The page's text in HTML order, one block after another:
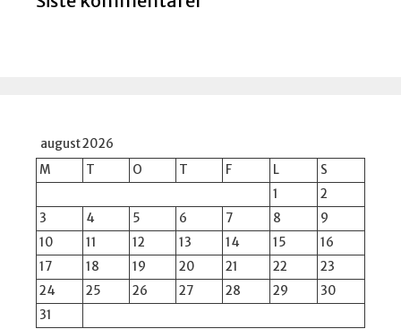
august 2026
M
T O T F L
S
1
2
3
4 5 6 7 8
9
10
11 12 13 14 15
16
17
18 19 20 21 22
23
24
25 26 27 28 29
30
31